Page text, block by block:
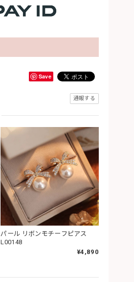
Save
通報する
パール リボンモチーフピアス
L00148
¥4,890